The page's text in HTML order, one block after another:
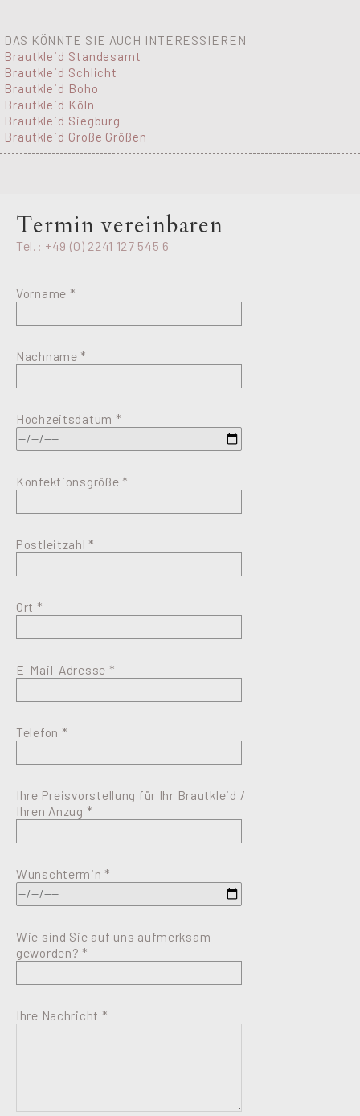
DAS KÖNNTE SIE AUCH INTERESSIEREN
Brautkleid Standesamt
Brautkleid Schlicht
Brautkleid Boho
Brautkleid Köln
Brautkleid Siegburg
Brautkleid Große Größen
Termin vereinbaren
Tel.: +49 (0) 2241 127 545 6
Vorname *
Nachname *
Hochzeitsdatum *
Konfektionsgröße *
Postleitzahl *
Ort *
E-Mail-Adresse *
Telefon *
Ihre Preisvorstellung für Ihr Brautkleid /
Ihren Anzug *
Wunschtermin *
Wie sind Sie auf uns aufmerksam
geworden? *
Ihre Nachricht *